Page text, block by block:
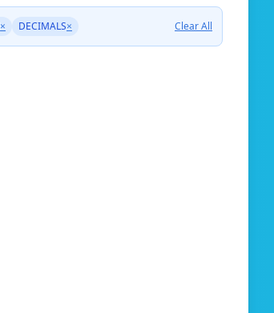
× DECIMALS× Clear All